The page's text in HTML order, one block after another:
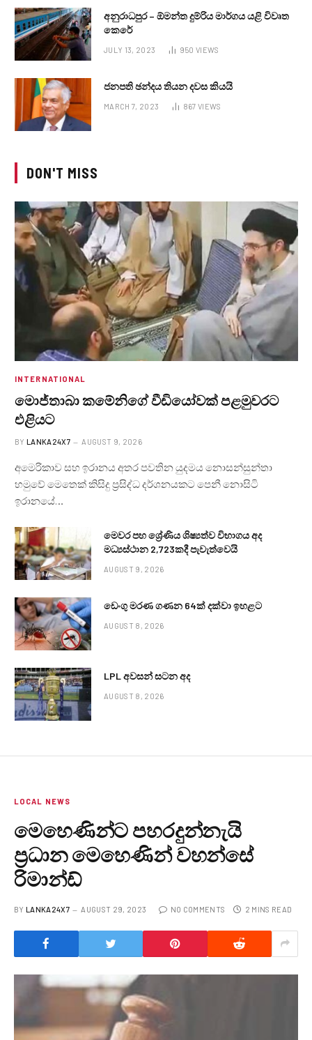
අනුරාධපුර – ඕමන්ත දුම්රිය මාර්ගය යළි විවෘත
කෙරේ
JULY 13, 2023 950 VIEWS
ජනපති ඡන්දය තියන දවස කියයි
MARCH 7, 2023 867 VIEWS
DON'T MISS
INTERNATIONAL
මොජ්තාබා කමේනිගේ වීඩියෝවක් පළමුවරට
එළියට
BY LANKA24X7 AUGUST 9, 2026
අමෙරිකාව සහ ඉරානය අතර පවතින යුදමය නොසන්සුන්තා
හමුවේ මෙතෙක් කිසිදු ප්‍රසිද්ධ දර්ශනයකට පෙනී නොසිටි
ඉරානයේ…
මෙවර පහ ශ්‍රේණිය ශිෂ්‍යත්ව විභාගය අද
මධ්‍යස්ථාන 2,723කදී පැවැත්වෙයි
AUGUST 9, 2026
ඩෙංගු මරණ ගණන 64ක් දක්වා ඉහළට
AUGUST 8, 2026
LPL අවසන් සටන අද
AUGUST 8, 2026
LOCAL NEWS
මෙහෙණින්ට පහරදුන්නැයි
ප්‍රධාන මෙහෙණින් වහන්සේ
රිමාන්ඩ්
BY LANKA24X7 AUGUST 29, 2023 NO COMMENTS 2 MINS READ